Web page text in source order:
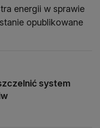
energii w sprawie
opublikowane
system